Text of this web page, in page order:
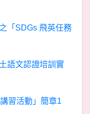
「SDGs 飛英任務
語文認證培訓實
習活動」簡章1